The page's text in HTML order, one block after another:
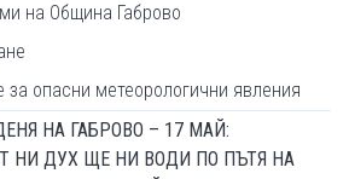
на Община Габрово
за опасни метеорологични явления
НА ГАБРОВО – 17 МАЙ:
НИ ДУХ ЩЕ НИ ВОДИ ПО ПЪТЯ НА